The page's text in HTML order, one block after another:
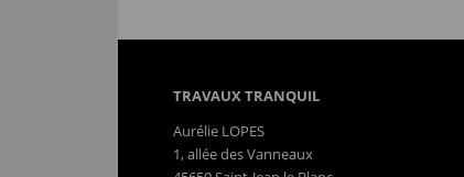
TRAVAUX TRANQUIL
Aurélie LOPES
1, allée des Vanneaux